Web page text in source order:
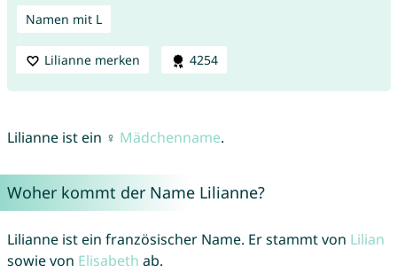
Namen mit L
Lilianne merken 4254
Lilianne ist ein ♀ Mädchenname.
Woher kommt der Name Lilianne?
Lilianne ist ein französischer Name. Er stammt von Lilian
sowie von Elisabeth ab.